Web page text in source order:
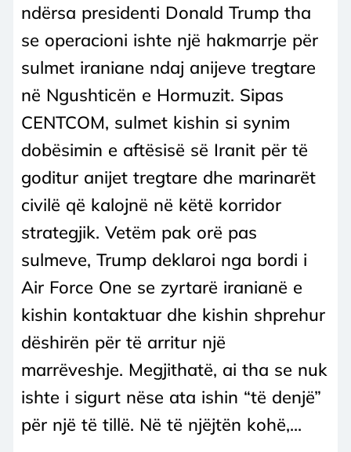
ndërsa presidenti Donald Trump tha
se operacioni ishte një hakmarrje për
sulmet iraniane ndaj anijeve tregtare
në Ngushticën e Hormuzit. Sipas
CENTCOM, sulmet kishin si synim
dobësimin e aftësisë së Iranit për të
goditur anijet tregtare dhe marinarët
civilë që kalojnë në këtë korridor
strategjik. Vetëm pak orë pas
sulmeve, Trump deklaroi nga bordi i
Air Force One se zyrtarë iranianë e
kishin kontaktuar dhe kishin shprehur
dëshirën për të arritur një
marrëveshje. Megjithatë, ai tha se nuk
ishte i sigurt nëse ata ishin “të denjë”
për një të tillë. Në të njëjtën kohë,...